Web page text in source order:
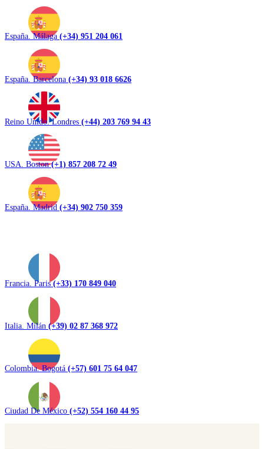
España. Málaga (+34) 951 204 061
España. Barcelona (+34) 93 018 6626
Reino Unido. Londres (+44) 203 769 94 43
USA. Boston(+1) 857 208 72 49
España. Madrid (+34) 902 750 359
Francia. Paris(+33) 170 849 040
Italia. Milán (+39) 02 87 368 972
Colombia. Bogotá (+57) 601 75 64 047
Ciudad De México (+52) 554 160 44 95